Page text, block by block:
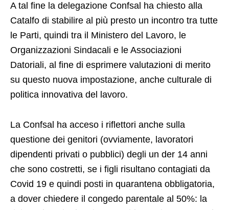
A tal fine la delegazione Confsal ha chiesto alla
Catalfo di stabilire al più presto un incontro tra tutte
le Parti, quindi tra il Ministero del Lavoro, le
Organizzazioni Sindacali e le Associazioni
Datoriali, al fine di esprimere valutazioni di merito
su questo nuova impostazione, anche culturale di
politica innovativa del lavoro.
La Confsal ha acceso i riflettori anche sulla
questione dei genitori (ovviamente, lavoratori
dipendenti privati o pubblici) degli un der 14 anni
che sono costretti, se i figli risultano contagiati da
Covid 19 e quindi posti in quarantena obbligatoria,
a dover chiedere il congedo parentale al 50%: la